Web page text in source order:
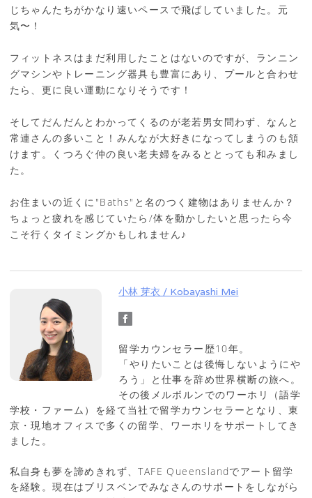
じちゃんたちがかなり速いペースで飛ばしていました。元
気〜！
フィットネスはまだ利用したことはないのですが、ランニン
グマシンやトレーニング器具も豊富にあり、プールと合わせ
たら、更に良い運動になりそうです！
そしてだんだんとわかってくるのが老若男女問わず、なんと
常連さんの多いこと！みんなが大好きになってしまうのも頷
けます。くつろぐ仲の良い老夫婦をみるととっても和みまし
た。
お住まいの近くに"Baths"と名のつく建物はありませんか？
ちょっと疲れを感じていたら/体を動かしたいと思ったら今
こそ行くタイミングかもしれません♪
小林 芽衣 / Kobayashi Mei
留学カウンセラー歴10年。
「やりたいことは後悔しないようにや
ろう」と仕事を辞め世界横断の旅へ。
その後メルボルンでのワーホリ（語学
学校・ファーム）を経て当社で留学カウンセラーとなり、東
京・現地オフィスで多くの留学、ワーホリをサポートしてき
ました。
私自身も夢を諦めきれず、TAFE Queenslandでアート留学
を経験。現在はブリスベンでみなさんのサポートをしながら